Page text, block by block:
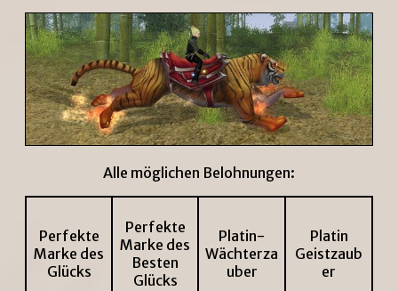
Alle möglichen Belohnungen:
Perfekte
Marke des
Glücks
Perfekte
Marke des
Besten
Glücks
Platin-
Wächterza
uber
Platin
Geistzaub
er